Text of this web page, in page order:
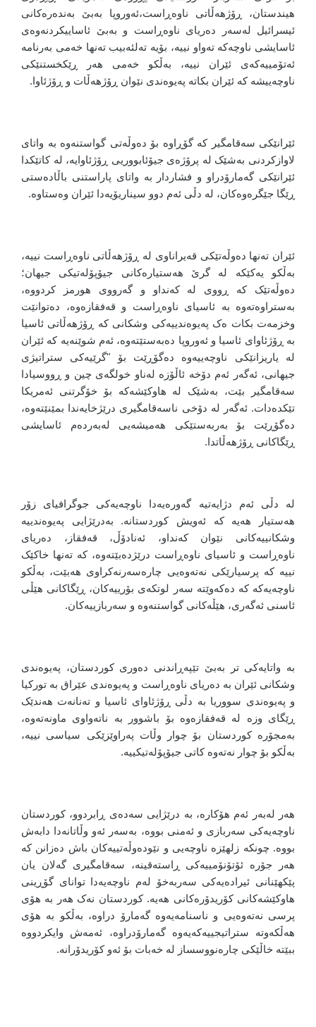
هیندستان، ڕۆژهەڵاتی ناوەڕاست،ئەوروپا بەبێ بەندەرەکانی
ئیسرائیل لەسەر دەریای ناوەڕاست و بەبێ ئاساییکردنەوەی
ئاسایشی ناوچەکە تەواو نییە، بۆیە تەلئەبیب تەنها خەمی بەرنامە
ئەتۆمییەکەی ئێران نییە، بەڵکو خەمی هەر ڕێکخستنێکی
ناوچەییشە کە ئێران بکاتە پەیوەندی نێوان ڕۆژهەڵات و ڕۆژئاوا.
ئێرانێکی سەقامگیر کە گۆڕاوە بۆ دەوڵەتی گواستنەوە بە واتای
لاوازکردنی بەشێک لە پرۆژەی جیۆئابووریی ڕۆژئاوایە، لە کاتێکدا
ئێرانێکی گەمارۆدراو و فشاردار بە واتای پاراستنی باڵادەستی
ڕێگا جێگرەوەکان، لە دڵی ئەم دوو سیناریۆیەدا ئێران وەستاوە.
ئێران تەنها دەوڵەتێکی قەیراناوی لە ڕۆژهەڵاتی ناوەڕاست نییە،
بەڵکو یەکێکە لە گرێ هەستیارەکانی جیۆپۆلەتیکی جیهان؛
دەوڵەتێک کە ڕووی لە کەنداو و گەرووی هورمز کردووە،
بەستراوەتەوە بە ئاسیای ناوەڕاست و قەفقازەوە، دەتوانێت
وخزمەت بکات ەک پەیوەندییەکی وشکانی کە ڕۆژهەڵاتی ئاسیا
بە ڕۆژئاوای ئاسیا و ئەوروپا دەبەستێتەوە، ئەم شوێنەیە کە ئێران
لە یاریزانێکی ناوچەییەوە دەگۆڕێت بۆ "گرێیەکی ستراتیژی
جیهانی، ئەگەر ئەم دۆخە ئاڵۆزە لەناو خولگەی چین و ڕووسیادا
سەقامگیر بێت، بەشێک لە هاوکێشەکە بۆ خۆگرتنی ئەمریکا
تێکدەدات. ئەگەر لە دۆخی ناسەقامگیری درێژخایەندا بمێنێتەوە،
دەگۆڕێت بۆ بەربەستێکی هەمیشەیی لەبەردەم ئاسایشی
ڕێگاکانی ڕۆژهەڵاتدا.
لە دڵی ئەم دژایەتیە گەورەیەدا ناوچەیەکی جوگرافیای زۆر
هەستیار هەیە کە ئەویش کوردستانە. بەدرێژایی پەیوەندییە
وشکانییەکانی نێوان کەنداو، ئەنادۆڵ، قەفقاز، دەریای
ناوەڕاست و ئاسیای ناوەڕاست درێژدەبێتەوە، کە تەنها خاکێک
نییە کە پرسیارێکی نەتەوەیی چارەسەرنەکراوی هەبێت، بەڵکو
ناوچەیەکە کە دەکەوێتە سەر لوتکەی بۆرییەکان، ڕێگاکانی هێڵی
ئاسنی ئەگەری، هێڵەکانی گواستنەوە و سەربازییەکان.
بە واتایەکی تر بەبێ تێپەڕاندنی دەوری کوردستان، پەیوەندی
وشکانی ئێران بە دەریای ناوەڕاست و پەیوەندی عێراق بە تورکیا
و پەیوەندی سووریا بە دڵی ڕۆژئاوای ئاسیا و تەنانەت هەندێک
ڕێگای وزە لە قەفقازەوە بۆ باشوور بە ناتەواوی ماونەتەوە،
بەمجۆرە کوردستان بۆ چوار وڵات پەراوێزێکی سیاسی نییە،
بەڵکو بۆ چوار نەتەوە کاتی جیۆپۆلەتیکییە.
هەر لەبەر ئەم هۆکارە، بە درێژایی سەدەی ڕابردوو، کوردستان
ناوچەیەکی سەربازی و ئەمنی بووە، بەسەر ئەو وڵاتانەدا دابەش
بووە. چونکە زلهێزە ناوچەیی و نێودەوڵەتییەکان باش دەزانن کە
هەر جۆرە ئۆتۆنۆمییەکی ڕاستەقینە، سەقامگیری گەلان یان
پێکهێنانی ئیرادەیەکی سەربەخۆ لەم ناوچەیەدا توانای گۆڕینی
هاوکێشەکانی کۆریدۆرەکانی هەیە. کوردستان نەک هەر بە هۆی
پرسی نەتەوەیی و ناسنامەیەوە گەمارۆ دراوە، بەڵکو بە هۆی
هەڵکەوتە ستراتیجییەکەیەوە گەمارۆدراوە، ئەمەش وایکردووە
ببێتە خاڵێکی چارەنووسساز لە خەبات بۆ ئەو کۆریدۆرانە.